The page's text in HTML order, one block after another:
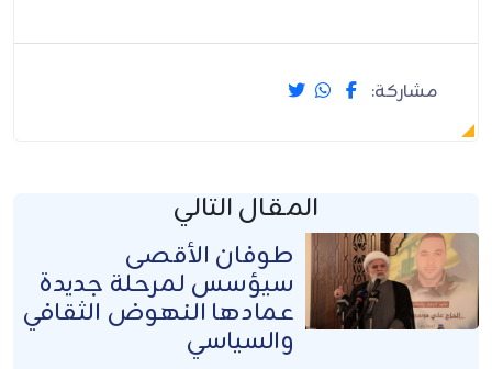
مشاركة:
المقال التالي
طوفان الأقصى
سيؤسس لمرحلة جديدة
عمادها النهوض الثقافي
والسياسي